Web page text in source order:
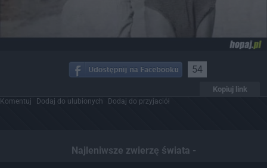
54
Kopiuj link
Komentuj Dodaj do ulubionych Dodaj do przyjaciół
Najleniwsze zwierzę świata -